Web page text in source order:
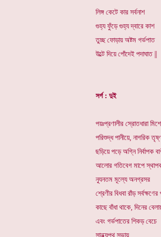
লিঙ্গ কেটে কার সর্বনাশ
গুহ্য ফুঁড়ে গুহ্য দ্বারে কাশ
তুচ্ছ ফোড়ায় অষ্টম গর্ভপাত
উল্টে দিয়ে পোঁদেই পদাঘাত ||
সর্গ : দুই
পয়ঃপ্রণালীর স্রোতধারা
পরিশুদ্ধ পানীয়ে, নাগরিক
ছড়িয়ে পড়ে অগ্নি নির্বাপক
আলোর গতিবেগ মাপে
ন্যূনতম মূল্যে অনগ্রসর
শ্রেণীর বিধবা রাঁড় সর্বক্ষণের
কাছে বাঁধা থাকে, দিনের
এবং গর্ভপাতের শিকড় বেচে
সান্ধ্যপথ সভায়